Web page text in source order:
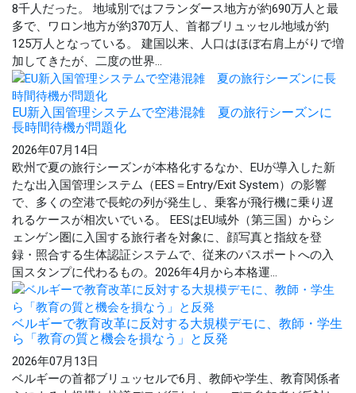
8千人だった。 地域別ではフランダース地方が約690万人と最
多で、ワロン地方が約370万人、首都ブリュッセル地域が約
125万人となっている。 建国以来、人口はほぼ右肩上がりで増
加してきたが、二度の世界...
EU新入国管理システムで空港混雑 夏の旅行シーズンに
長時間待機が問題化
2026年07月14日
欧州で夏の旅行シーズンが本格化するなか、EUが導入した新
たな出入国管理システム（EES＝Entry/Exit System）の影響
で、多くの空港で長蛇の列が発生し、乗客が飛行機に乗り遅
れるケースが相次いでいる。 EESはEU域外（第三国）からシ
ェンゲン圏に入国する旅行者を対象に、顔写真と指紋を登
録・照合する生体認証システムで、従来のパスポートへの入
国スタンプに代わるもの。2026年4月から本格運...
ベルギーで教育改革に反対する大規模デモに、教師・学生
ら「教育の質と機会を損なう」と反発
2026年07月13日
ベルギーの首都ブリュッセルで6月、教師や学生、教育関係者